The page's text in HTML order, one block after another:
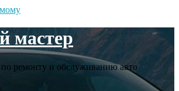
мастер
ремонту и обслуживанию авто